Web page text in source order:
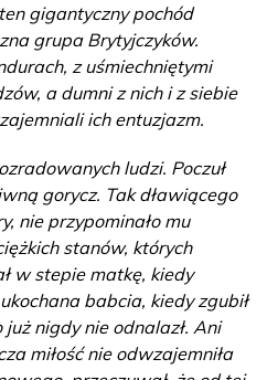
gigantyczny pochód
grupa Brytyjczyków.
z uśmiechniętymi
a dumni z nich i z siebie
ich entuzjazm.
ludzi. Poczuł
gorycz. Tak dławiącego
nie przypominało mu
stanów, których
w stepie matkę, kiedy
babcia, kiedy zgubił
nigdy nie odnalazł. Ani
miłość nie odwzajemniła